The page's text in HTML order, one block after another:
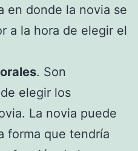
en donde la novia se
a la hora de elegir el
. Son
elegir los
La novia puede
forma que tendría